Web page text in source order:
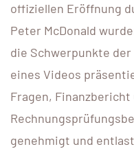
offiziellen Eröffnung
Peter McDonald
die Schwerpunkte
eines Videos
Fragen, Finanzbericht
genehmigt und